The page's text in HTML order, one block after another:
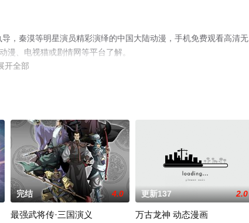
，秦漠等明星演员精彩演绎的中国大陆动漫，手机免费观看高清无
漫、电视猫或剧情网等平台了解。
开全部
完结 4.0
最强武将传·三国演义
更新137 2.0
万古龙神 动态漫画